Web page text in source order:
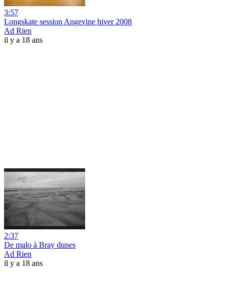
3:57
Longskate session Angevine hiver 2008
Ad Rien
il y a 18 ans
2:37
De malo à Bray dunes
Ad Rien
il y a 18 ans